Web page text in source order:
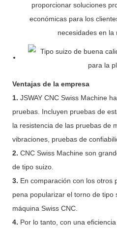
proporcionar soluciones
económicas para los
necesidades en la
Ventajas de la empresa
1. JSWAY CNC Swiss Machine
pruebas. Incluyen pruebas de
la resistencia de las pruebas de
vibraciones, pruebas de
2. CNC Swiss Machine son
de tipo suizo.
3. En comparación con los otros
pena popularizar el torno de tipo
máquina Swiss CNC.
4. Por lo tanto, con una